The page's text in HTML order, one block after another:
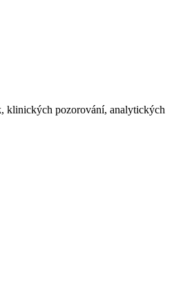
klinických pozorování, analytických